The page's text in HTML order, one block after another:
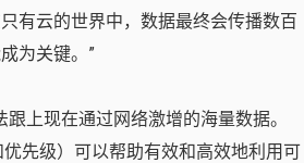
有云的世界中，数据最终会传播数百
为关键。”
上现在通过网络激增的海量数据。
先级）可以帮助有效和高效地利用可